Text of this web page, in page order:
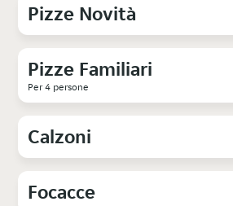
Pizze Novità
Pizze Familiari
Per 4 persone
Calzoni
Focacce